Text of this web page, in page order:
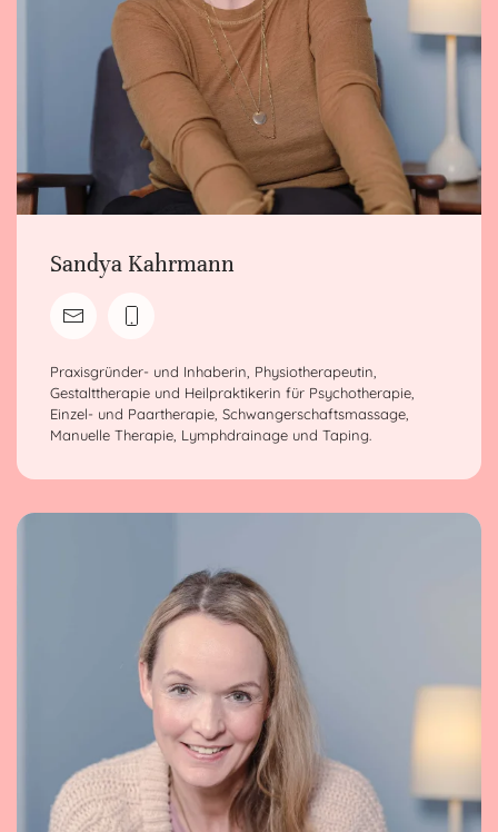
Sandya Kahrmann
Praxisgründer- und Inhaberin, Physiotherapeutin,
Gestalttherapie und Heilpraktikerin für Psychotherapie,
Einzel- und Paartherapie, Schwangerschaftsmassage,
Manuelle Therapie, Lymphdrainage und Taping.